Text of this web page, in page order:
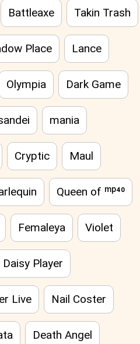
Battleaxe Takin Trash
Place Lance
Olympia Dark Game
mania
Cryptic Maul
Queen of ᵐᵖ⁴⁰
Femaleya Violet
Daisy Player
Live Nail Coster
Death Angel